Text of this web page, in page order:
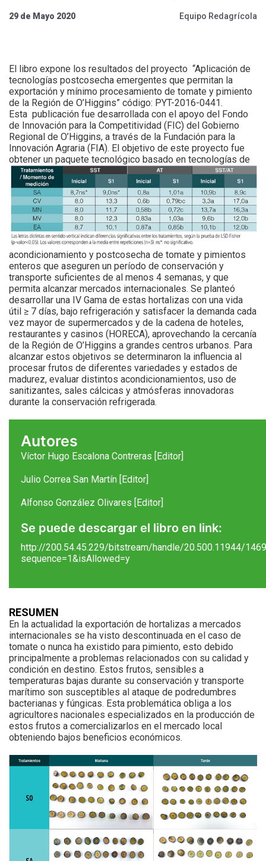
29 de Mayo 2020 Equipo Redagrícola
El libro expone los resultados del proyecto “Aplicación de
tecnologías postcosecha emergentes que permitan la
exportación y mínimo procesamiento de tomate y pimiento
de la Región de O’Higgins” código: PYT-2016-0441.
Esta publicación fue desarrollada con el apoyo del Fondo
de Innovación para la Competitividad (FIC) del Gobierno
Regional de O’Higgins, a través de la Fundación para la
Innovación Agraria (FIA). El objetivo de este proyecto fue
obtener un paquete tecnológico basado en tecnologías de
acondicionamiento y postcosecha de tomate y pimientos
enteros que aseguren un período de conservación y
transporte suficientes de al menos 4 semanas, y que
permita alcanzar mercados internacionales. Se planteó
desarrollar una IV Gama de estas hortalizas con una vida
útil ≥ 7 días, bajo refrigeración y satisfacer la demanda cada
vez mayor de supermercados y de la cadena de hoteles,
restaurantes y casinos (HORECA), aprovechando la cercanía
de la Región de O’Higgins a grandes centros urbanos. Para
alcanzar estos objetivos se determinaron la influencia al
procesar frutos de diferentes variedades y estados de
madurez, evaluar distintos acondicionamientos, uso de
sanitizantes, sales cálcicas y atmósferas innovadoras
durante la conservación refrigerada.
Autores
Víctor Hugo Escalona Contreras [Editor]
Julio Correa San Martín [Editor]
Alfonso González Olivares [Editor]
Se puede descargar el libro en link:
http://200.54.45.229/bitstream/handle/20.500.11944/
sequence=1&isAllowed=y
RESUMEN
En la actualidad la exportación de hortalizas a mercados
internacionales se ha visto descontinuada en el caso de
tomate o nunca ha existido para pimiento, esto debido
principalmente a problemas relacionados con su calidad y
condición en destino. Estos frutos, sensibles a
temperaturas bajas durante su conservación y transporte
marítimo son susceptibles al ataque de podredumbres
bacterianas y fúngicas. Esta problemática obliga a los
agricultores nacionales especializados en la producción de
estos frutos a comercializarlos en el mercado local
obteniendo bajos beneficios económicos.